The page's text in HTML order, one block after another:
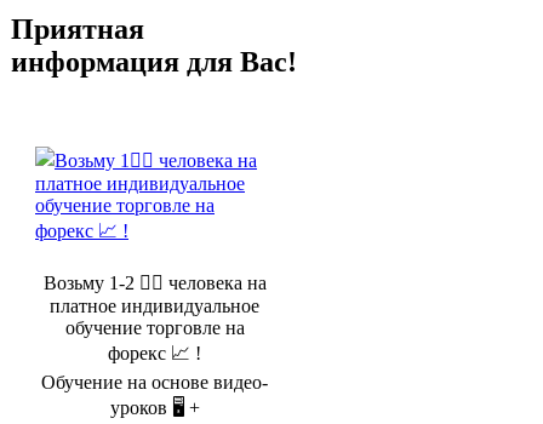
Приятная
информация для Вас!
Возьму 1-2 🤵‍♂️ человека на
платное индивидуальное
обучение торговле на
форекс 📈 !
Обучение на основе видео-
уроков 🖥️ +